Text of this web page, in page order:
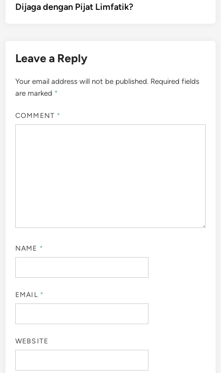
Dijaga dengan Pijat Limfatik?
Leave a Reply
Your email address will not be published. Required fields
are marked *
COMMENT *
NAME *
EMAIL *
WEBSITE